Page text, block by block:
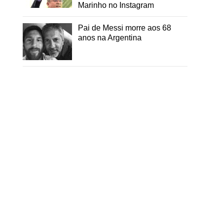
Marinho no Instagram
Pai de Messi morre aos 68
anos na Argentina